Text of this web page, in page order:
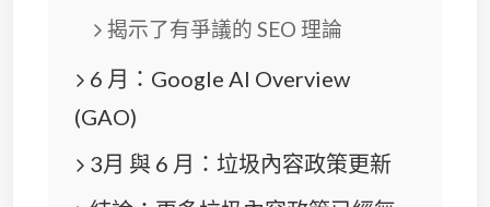
揭示了有爭議的 SEO 理論
6 月：Google AI Overview
(GAO)
3月 與 6 月：垃圾內容政策更新